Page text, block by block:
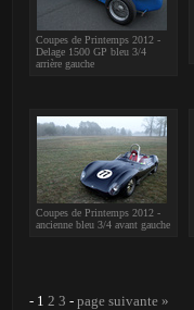
Coupes de Printemps 2012 -
Delage 1500 GP bleu 3/4
arrière gauche
Coupes de Printemps 2012 -
ancienne bleu 3/4 avant gauche
- 1 2 3 - page suivante »